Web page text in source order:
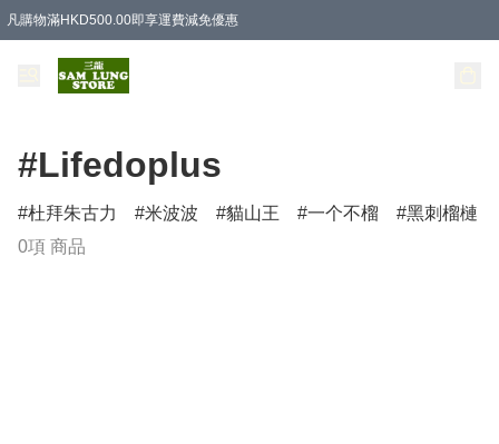
凡購物滿HKD500.00即享運費減免優惠
#Lifedoplus
杜拜朱古力 米波波 貓山王 一个不榴
黑刺榴槤
0項 商品